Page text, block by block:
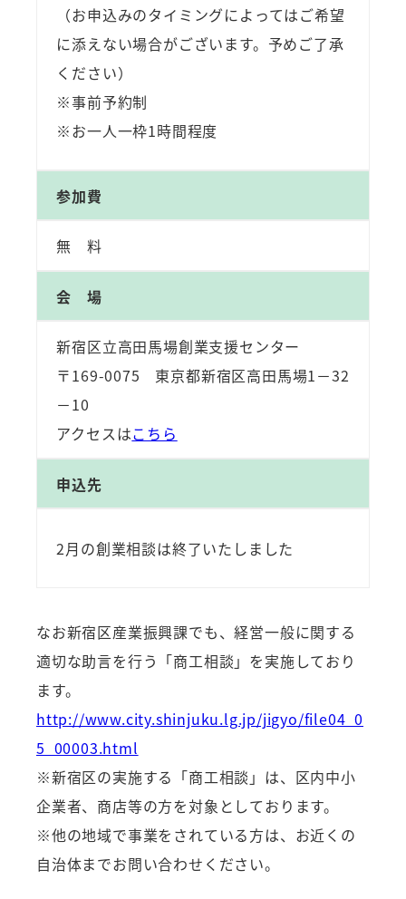
（お申込みのタイミングによってはご希望
に添えない場合がございます。予めご了承
ください）
※事前予約制
※お一人一枠1時間程度
参加費
無 料
会 場
新宿区立高田馬場創業支援センター
〒169-0075 東京都新宿区高田馬場1－32
－10
アクセスはこちら
申込先
2月の創業相談は終了いたしました
なお新宿区産業振興課でも、経営一般に関する
適切な助言を行う「商工相談」を実施しており
ます。
http://www.city.shinjuku.lg.jp/jigyo/file04_0
5_00003.html
※新宿区の実施する「商工相談」は、区内中小
企業者、商店等の方を対象としております。
※他の地域で事業をされている方は、お近くの
自治体までお問い合わせください。